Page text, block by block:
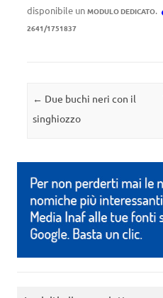
disponibile un MODULO DEDICATO.
2641/1751837
Navigazione articolo
← Due buchi neri con il
singhiozzo